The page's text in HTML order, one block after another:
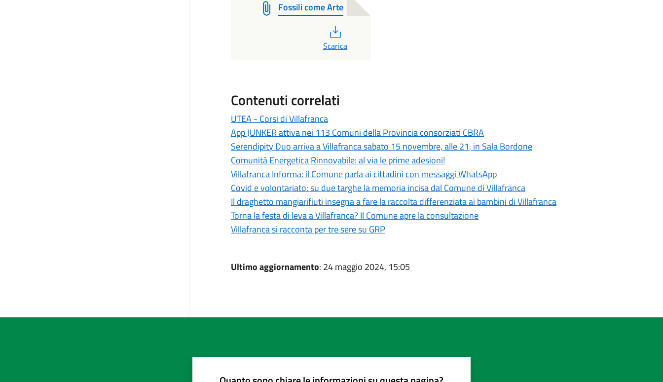
Fossili come Arte
Scarica
Contenuti correlati
UTEA - Corsi di Villafranca
App JUNKER attiva nei 113 Comuni della Provincia consorziati CBRA
Serendipity Duo arriva a Villafranca sabato 15 novembre, alle 21, in Sala Bordone
Comunità Energetica Rinnovabile: al via le prime adesioni!
Villafranca Informa: il Comune parla ai cittadini con messaggi WhatsApp
Covid e volontariato: su due targhe la memoria incisa dal Comune di Villafranca
Il draghetto mangiarifiuti insegna a fare la raccolta differenziata ai bambini di Villafranca
Torna la festa di leva a Villafranca? Il Comune apre la consultazione
Villafranca si racconta per tre sere su GRP
Ultimo aggiornamento: 24 maggio 2024, 15:05